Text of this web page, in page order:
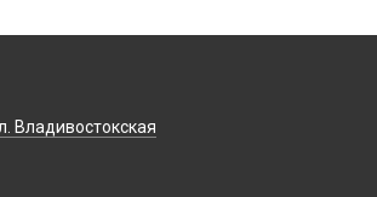
Владивостокская